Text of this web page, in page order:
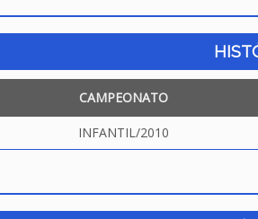
CAMPEONATO
INFANTIL/2010